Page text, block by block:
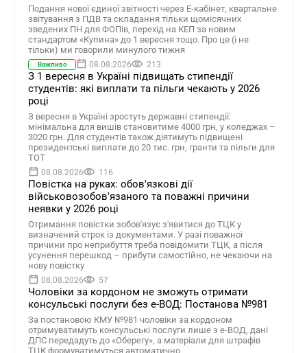
Подання нової єдиної звітності через Е-кабінет, квартальне
звітування з ПДВ та складання тільки щомісячних
зведених ПН для ФОПів, перехід на КЕП за новим
стандартом «Купина» до 1 вересня тощо. Про це (і не
тільки) ми говорили минулого тижня
Важливо 08.08.2026 213
З 1 вересня в Україні підвищать стипендії
студентів: які виплати та пільги чекають у 2026
році
З вересня в Україні зростуть державні стипендії:
мінімальна для вишів становитиме 4000 грн, у коледжах –
3020 грн. Для студентів також діятимуть підвищені
президентські виплати до 20 тис. грн, гранти та пільги для
ТОТ
08.08.2026 116
Повістка на руках: обов'язкові дії
військовозобов'язаного та поважні причини
неявки у 2026 році
Отримання повістки зобов'язує з'явитися до ТЦК у
визначений строк із документами. У разі поважної
причини про неприбуття треба повідомити ТЦК, а після
усунення перешкод – прибути самостійно, не чекаючи на
нову повістку
08.08.2026 57
Чоловіки за кордоном не зможуть отримати
консульські послуги без е-ВОД: Постанова №981
За постановою КМУ №981 чоловіки за кордоном
отримуватимуть консульські послуги лише з е-ВОД, дані
ДПС передадуть до «Оберегу», а матеріали для штрафів
ТЦК формуватимуться автоматично